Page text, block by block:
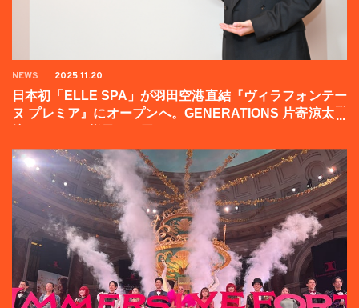
NEWS 2025.11.20
日本初「ELLE SPA」が羽田空港直結『ヴィラフォンテー
ヌ プレミア』にオープンへ。GENERATIONS 片寄涼太登